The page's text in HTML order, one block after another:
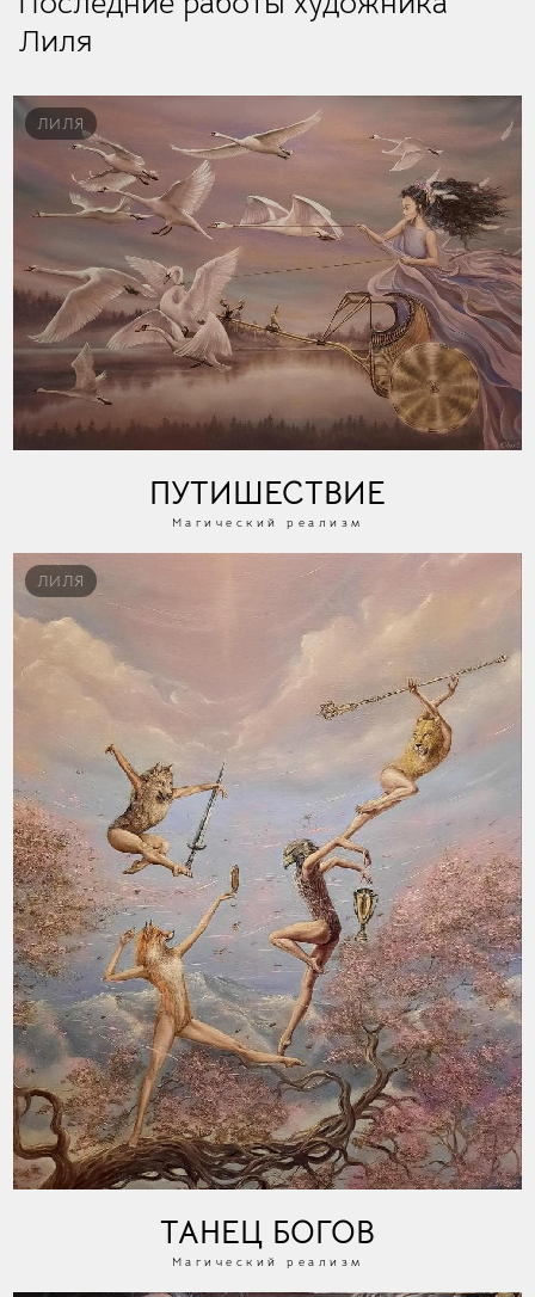
Лиля
ЛИЛЯ
ПУТИШЕСТВИЕ
Магический реализм
ЛИЛЯ
ТАНЕЦ БОГОВ
Магический реализм